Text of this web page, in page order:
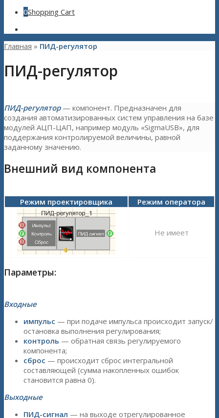
0Shopping Cart
Главная » ПИД-регулятор
ПИД-регулятор
ПИД-регулятор — компонент. Предназначен для
создания автоматизированных систем управления на базе
модулей АЦП-ЦАП, например модуль «SigmaUSB», для
поддержания контролируемой величины, равной
заданному значению.
Внешний вид компонента
Режим проектировщика Режим оператора
Не имеет
Параметры:
Входные
импульс — при подаче импульса происходит запуск/
остановка выполнения регулирования;
контроль — обратная связь регулируемого
компонента;
сброс — происходит сброс интегральной
составляющей (сумма накопленных ошибок
становится равна 0).
Выходные
ПИД-сигнал — на выходе отрегулированное